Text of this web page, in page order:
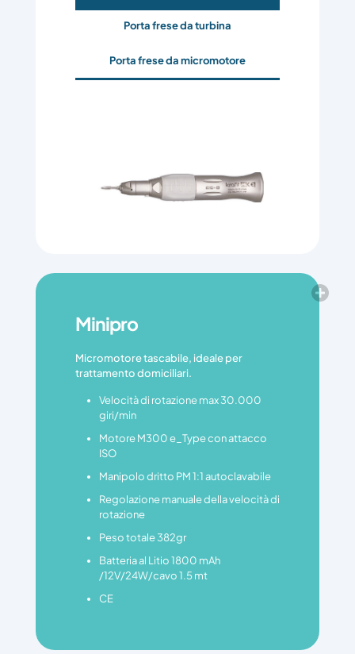
Minipro
Micromotore tascabile, ideale per
trattamento domiciliari.
Velocità di rotazione max 30.000
giri/min
Motore M300 e_Type con attacco
ISO
Manipolo dritto PM 1:1 autoclavabile
Regolazione manuale della velocità di
rotazione
Peso totale 382gr
Batteria al Litio 1800 mAh
/12V/24W/cavo 1.5 mt
CE
Porta frese da turbina
Porta frese da micromotore